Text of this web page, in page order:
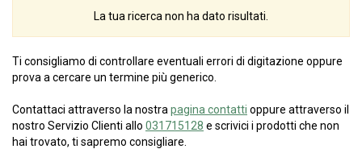
La tua ricerca non ha dato risultati.
Ti consigliamo di controllare eventuali errori di digitazione oppure
prova a cercare un termine più generico.
Contattaci attraverso la nostra pagina contatti oppure attraverso il
nostro Servizio Clienti allo 031715128 e scrivici i prodotti che non
hai trovato, ti sapremo consigliare.